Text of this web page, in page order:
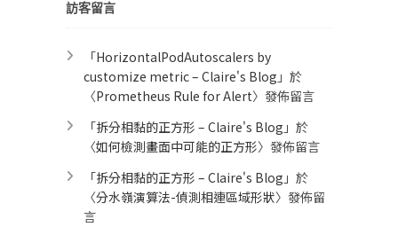
訪客留言
「HorizontalPodAutoscalers by
customize metric – Claire's Blog 」於
〈Prometheus Rule for Alert​〉發佈留言
「拆分相黏的正方形 – Claire's Blog 」於
〈如何檢測畫面中可能的正方形〉發佈留言
「拆分相黏的正方形 – Claire's Blog 」於
〈分水嶺演算法-偵測相連區域形狀〉發佈留
言